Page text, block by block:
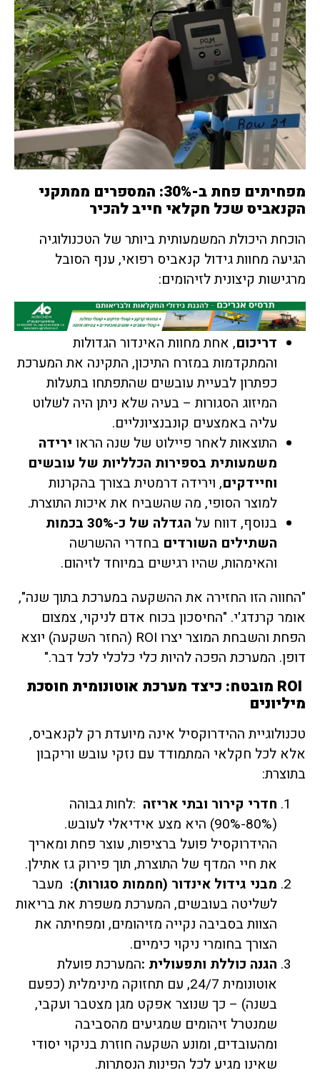
מפחיתים פחת ב-30%: המספרים ממתקני
הקנאביס שכל חקלאי חייב להכיר
הוכחת היכולת המשמעותית ביותר של הטכנולוגיה
הגיעה מחוות גידול קנאביס רפואי, ענף הסובל
מרגישות קיצונית לזיהומים:
דריכום, אחת מחוות האינדור הגדולות
והמתקדמות במזרח התיכון, התקינה את המערכת
כפתרון לבעיית עובשים שהתפתחו בתעלות
המיזוג הסגורות – בעיה שלא ניתן היה לשלוט
עליה באמצעים קונבנציונליים.
התוצאות לאחר פיילוט של שנה הראו ירידה
משמעותית בספירות הכלליות של עובשים
וחיידקים, וירידה דרמטית בצורך בהקרנות
למוצר הסופי, מה שהשביח את איכות התוצרת.
בנוסף, דווח על
הגדלה של כ-30% בכמות
השתילים השורדים בחדרי ההשרשה
והאימהות, שהיו רגישים במיוחד לזיהום.
"החווה הזו החזירה את ההשקעה במערכת בתוך שנה",
אומר קרנדג'י. "החיסכון בכוח אדם לניקוי, צמצום
הפחת והשבחת המוצר יצרו ROI (החזר השקעה) יוצא
דופן. המערכת הפכה להיות כלי כלכלי לכל דבר."
מובטח: כיצד מערכת אוטונומית חוסכת
מיליונים
טכנולוגיית ההידרוקסיל אינה מיועדת רק לקנאביס,
אלא לכל חקלאי המתמודד עם נזקי עובש וריקבון
בתוצרת:
חדרי קירור ובתי אריזה :לחות גבוהה
(80%-90%) היא מצע אידיאלי לעובש.
ההידרוקסיל פועל ברציפות, עוצר פחת ומאריך
את חיי המדף של התוצרת, תוך פירוק גז אתילן.
מבני גידול אינדור (חממות סגורות): מעבר
לשליטה בעובשים, המערכת משפרת את בריאות
הצוות בסביבה נקייה מזיהומים, ומפחיתה את
הצורך בחומרי ניקוי כימיים.
הגנה כוללת ותפעולית :המערכת פועלת
אוטונומית 24/7, עם תחזוקה מינימלית (כפעם
בשנה) – כך שנוצר אפקט מגן מצטבר ועקבי,
שמנטרל זיהומים שמגיעים מהסביבה
ומהעובדים, ומונע השקעה חוזרת בניקוי יסודי
שאינו מגיע לכל הפינות הנסתרות.